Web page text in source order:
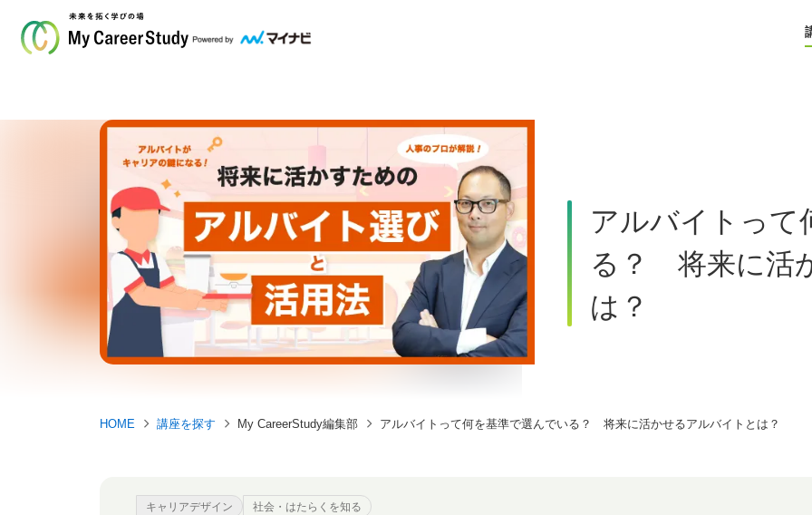
アルバイトって
る？ 将来に活
は？
HOME 講座を探す My CareerStudy編集部 アルバイトって何を基準で選んでいる？ 将来に活かせるアルバイトとは？
キャリアデザイン 社会・はたらくを知る